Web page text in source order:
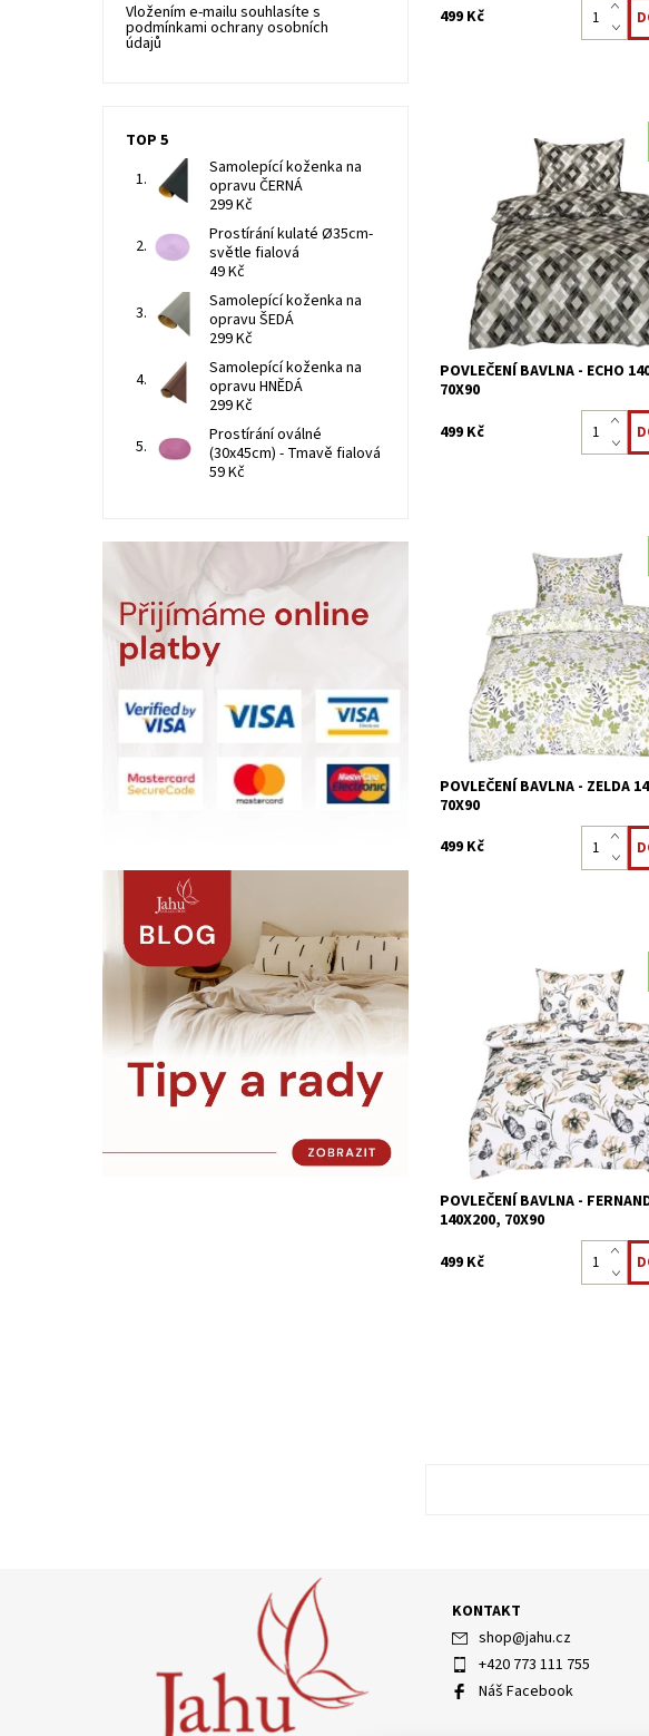
499 Kč
Ložní povlečení je vyrobeno z
bavlněné tkaniny.
Dostupnost:
Skladem >5 ks
8595248441354
POVLEČENÍ BAVLNA - ECHO
70X90
499 Kč
Ložní povlečení je vyrobeno z
bavlněné tkaniny.
Dostupnost:
Skladem >5 ks
8595248441323
POVLEČENÍ BAVLNA - ZELDA
70X90
499 Kč
Ložní povlečení je vyrobeno z
bavlněné tkaniny.
Dostupnost:
Skladem >5 ks
8595248441293
POVLEČENÍ BAVLNA -
140X200, 70X90
499 Kč
Vložením e-mailu souhlasíte s
podmínkami ochrany osobních
údajů
TOP 5
Samolepící koženka na
opravu ČERNÁ
299 Kč
Prostírání kulaté Ø35cm-
světle fialová
49 Kč
Samolepící koženka na
opravu ŠEDÁ
299 Kč
Samolepící koženka na
opravu HNĚDÁ
299 Kč
Prostírání oválné
(30x45cm) - Tmavě fialová
59 Kč
KONTAKT
shop@jahu.cz
+420 773 111 755
Náš Facebook